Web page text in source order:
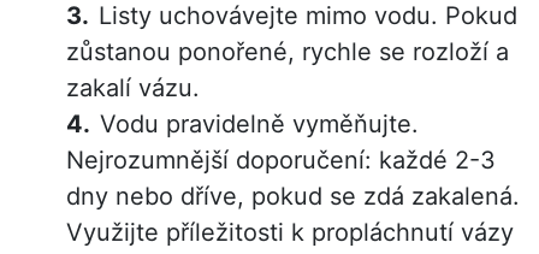
Listy uchovávejte mimo vodu. Pokud
zůstanou ponořené, rychle se rozloží a
zakalí vázu.
Vodu pravidelně vyměňujte.
Nejrozumnější doporučení: každé 2-3
dny nebo dříve, pokud se zdá zakalená.
Využijte příležitosti k propláchnutí vázy